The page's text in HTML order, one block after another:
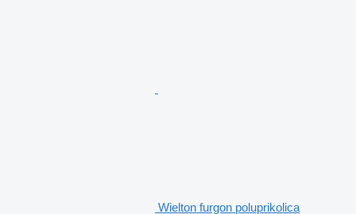
Wielton furgon poluprikolica